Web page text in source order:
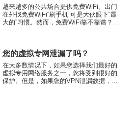
越来越多的公共场合提供免费WiFi。出门
在外找免费WiFi“刷手机”可是大伙眼下“最
大的”习惯。然而，免费WiFi靠不靠谱？日
您的虚拟专网泄漏了吗？
在大多数情况下，如果您选择我们最好的
虚拟专用网络服务之一，您将受到很好的
保护。但是，如果您的VPN泄漏数据，您